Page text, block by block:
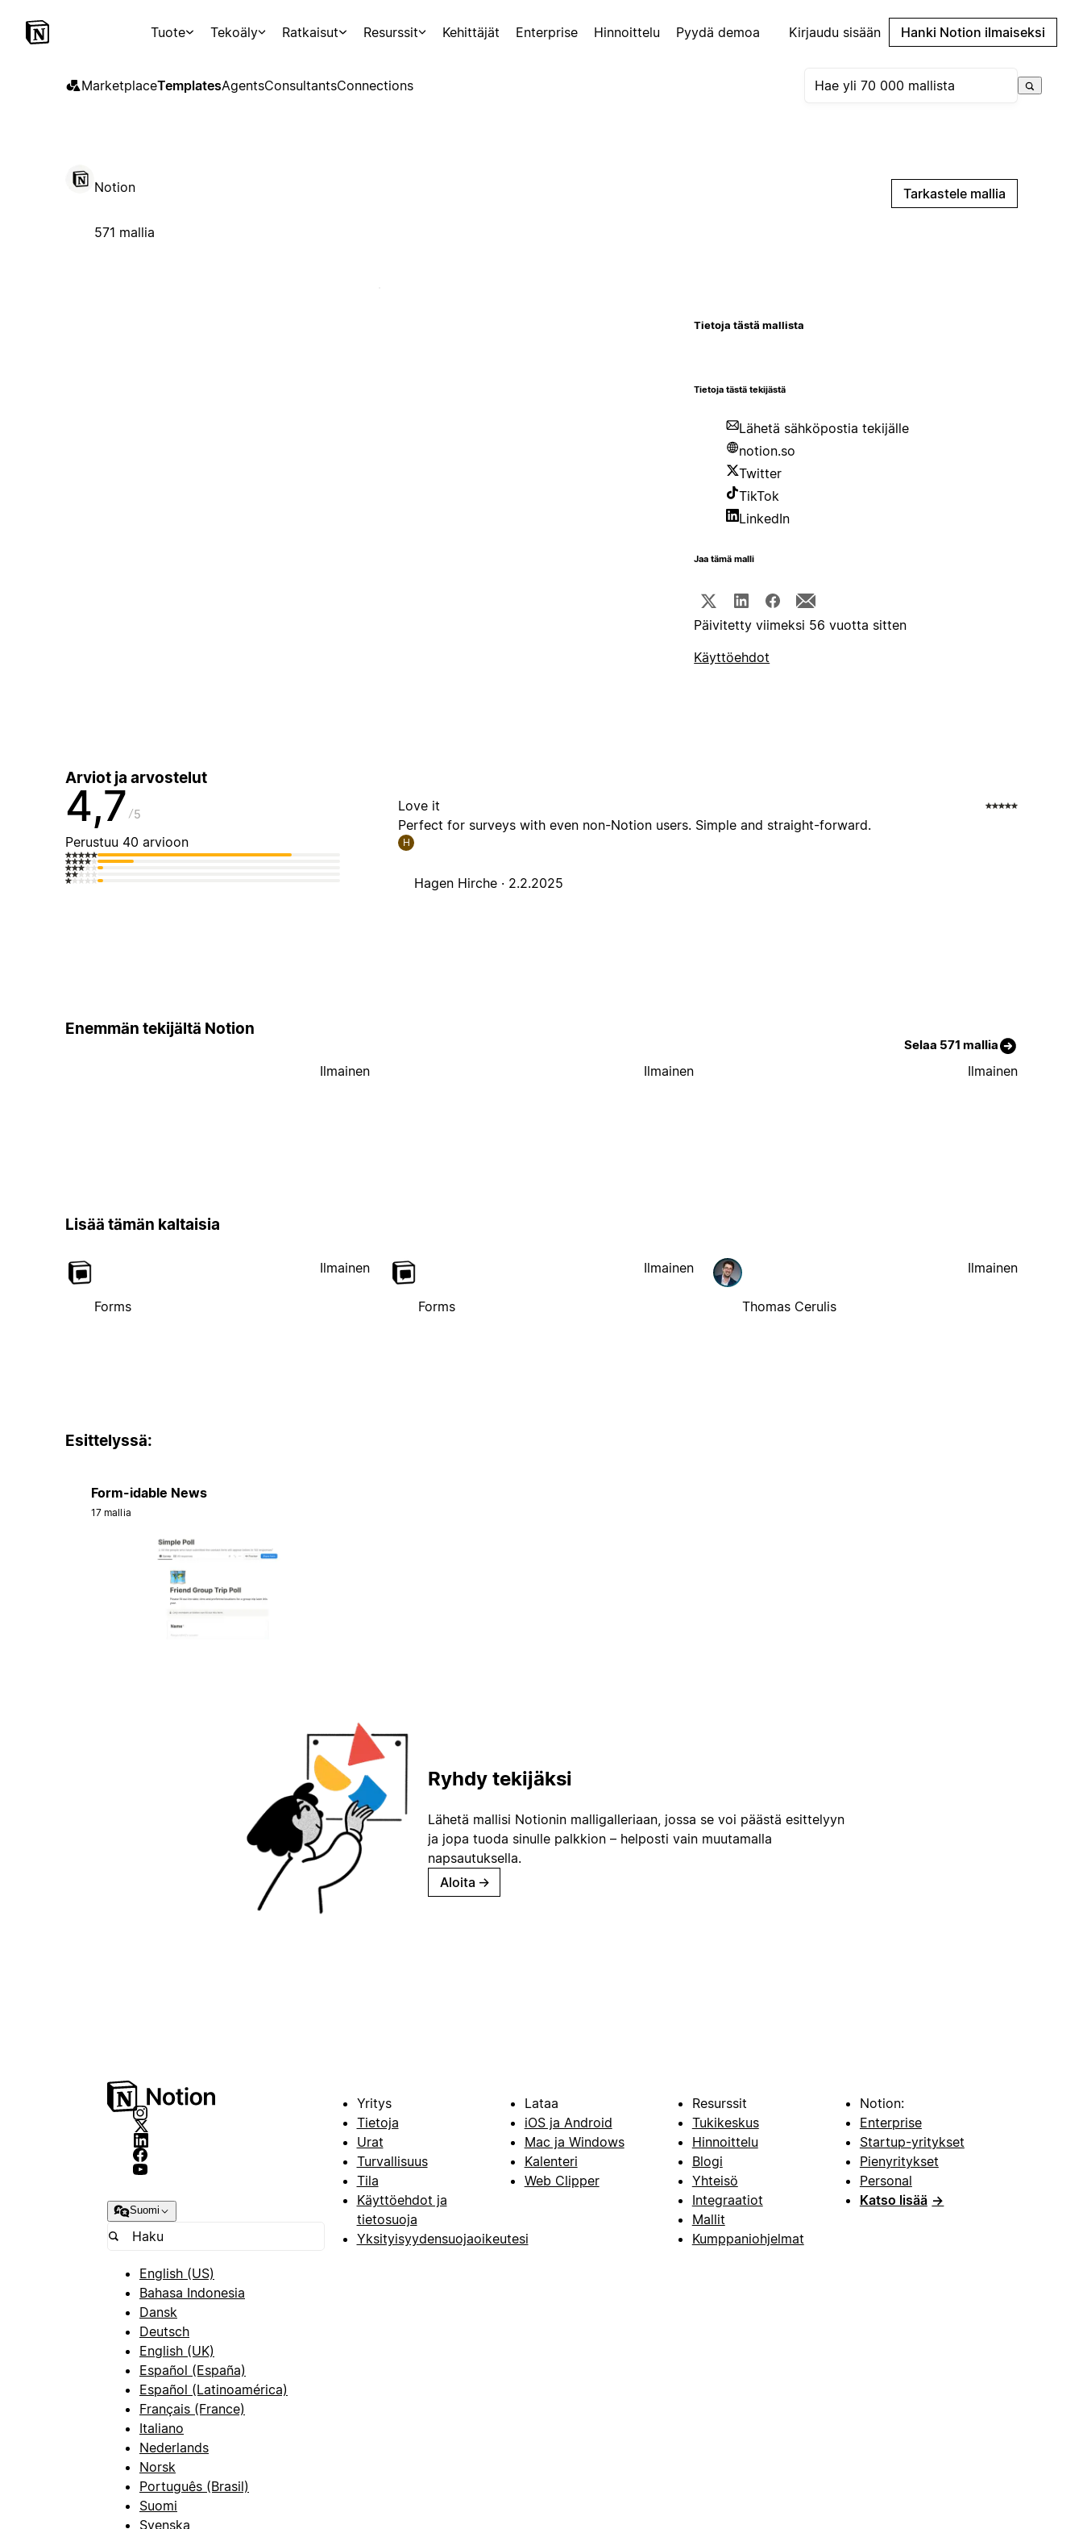
Tuote Tekoäly Ratkaisut Resurssit Kehittäjät Enterprise Hinnoittelu Pyydä demoa Kirjaudu sisään Hanki Notion ilmaiseksi
MarketplaceTemplatesAgentsConsultantsConnections
Notion
571 mallia
Tarkastele mallia
Tietoja tästä mallista
Tietoja tästä tekijästä
Lähetä sähköpostia tekijälle
notion.so
Twitter
TikTok
LinkedIn
Jaa tämä malli
Päivitetty viimeksi 56 vuotta sitten
Käyttöehdot
Arviot ja arvostelut
4,7 5
Perustuu 40 arvioon
Love it
Perfect for surveys with even non-Notion users. Simple and straight-forward.
H
Hagen Hirche · 2.2.2025
Enemmän tekijältä Notion
Selaa 571 mallia
Ilmainen Ilmainen Ilmainen
Lisää tämän kaltaisia
Forms
Ilmainen
Forms
Ilmainen
Thomas Cerulis
Ilmainen
Esittelyssä:
Form-idable News
17 mallia
Ryhdy tekijäksi
Lähetä mallisi Notionin malligalleriaan, jossa se voi päästä esittelyyn
ja jopa tuoda sinulle palkkion – helposti vain muutamalla
napsautuksella.
Aloita →
Suomi
English (US)
Bahasa Indonesia
Dansk
Deutsch
English (UK)
Español (España)
Español (Latinoamérica)
Français (France)
Italiano
Nederlands
Norsk
Português (Brasil)
Suomi
Svenska
Yritys
Tietoja
Urat
Turvallisuus
Tila
Käyttöehdot ja
tietosuoja
Yksityisyydensuojaoikeutesi
Lataa
iOS ja Android
Mac ja Windows
Kalenteri
Web Clipper
Resurssit
Tukikeskus
Hinnoittelu
Blogi
Yhteisö
Integraatiot
Mallit
Kumppaniohjelmat
Notion:
Enterprise
Startup-yritykset
Pienyritykset
Personal
Katso lisää →